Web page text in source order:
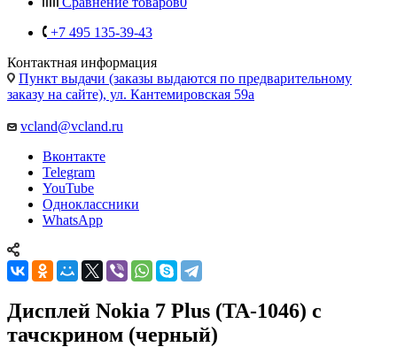
+7 495 135-39-43
Контактная информация
Пункт выдачи (заказы выдаются по предварительному
заказу на сайте), ул. Кантемировская 59а
vcland@vcland.ru
Вконтакте
Telegram
YouTube
Одноклассники
WhatsApp
Дисплей Nokia 7 Plus (TA-1046) с
тачскрином (черный)